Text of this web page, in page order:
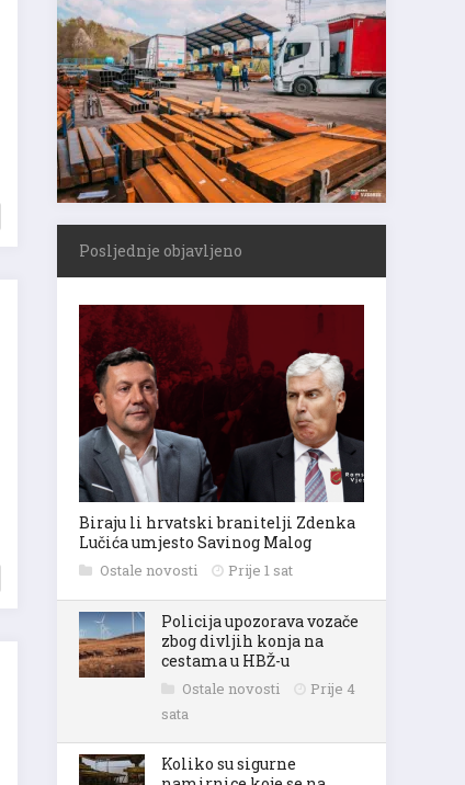
Posljednje objavljeno
Biraju li hrvatski branitelji Zdenka
Lučića umjesto Savinog Malog
Ostale novosti Prije 1 sat
Policija upozorava vozače
zbog divljih konja na
cestama u HBŽ-u
Ostale novosti
Prije 4
sata
Koliko su sigurne